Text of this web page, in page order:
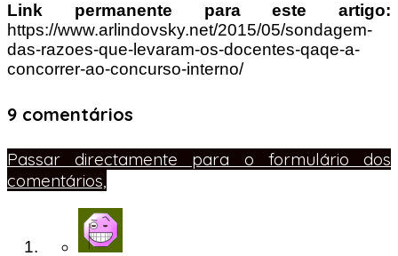
Link permanente para este artigo:
https://www.arlindovsky.net/2015/05/sondagem-
das-razoes-que-levaram-os-docentes-qaqe-a-
concorrer-ao-concurso-interno/
9 comentários
Passar directamente para o formulário dos
comentários,